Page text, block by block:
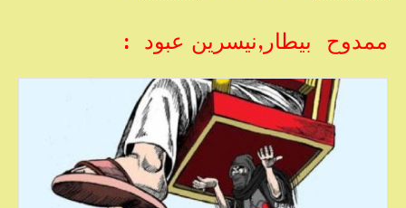
ممدوح بيطار,نيسرين عبود :